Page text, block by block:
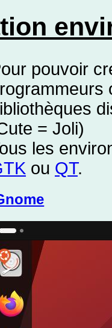
pouvoir
= Joli)
les
ou QT.